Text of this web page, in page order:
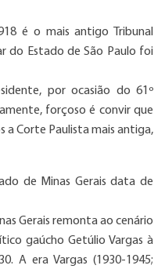
é o mais antigo Tribunal
do Estado de São Paulo foi
por ocasião do 61º
forçoso é convir que
a Corte Paulista mais antiga,
de Minas Gerais data de
Gerais remonta ao cenário
gaúcho Getúlio Vargas à
A era Vargas (1930-1945;